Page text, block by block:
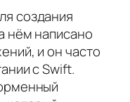
создания
нём написано
и он часто
с Swift.